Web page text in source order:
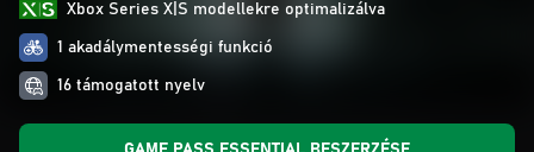
Xbox Series X|S modellekre optimalizálva
1 akadálymentességi funkció
16 támogatott nyelv